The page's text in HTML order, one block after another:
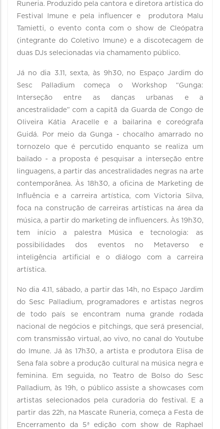
Runeria. Produzido pela cantora e diretora artística do
Festival Imune e pela influencer e produtora Malu
Tamietti, o evento conta com o show de Cleópatra
(integrante do Coletivo Imune) e a discotecagem de
duas DJs selecionadas via chamamento público.
Já no dia 3.11, sexta, às 9h30, no Espaço Jardim do
Sesc Palladium começa o Workshop “Gunga:
Interseção entre as danças urbanas e a
ancestralidade” com a capitã da Guarda de Congo de
Oliveira Kátia Aracelle e a bailarina e coreógrafa
Guidá. Por meio da Gunga - chocalho amarrado no
tornozelo que é percutido enquanto se realiza um
bailado - a proposta é pesquisar a interseção entre
linguagens, a partir das ancestralidades negras na arte
contemporânea. Às 18h30, a oficina de Marketing de
Influência e a carreira artística, com Victoria Silva,
foca na construção de carreiras artísticas na área da
música, a partir do marketing de influencers. Às 19h30,
tem início a palestra Música e tecnologia: as
possibilidades dos eventos no Metaverso e
inteligência artificial e o diálogo com a carreira
artística.
No dia 4.11, sábado, a partir das 14h, no Espaço Jardim
do Sesc Palladium, programadores e artistas negros
de todo país se encontram numa grande rodada
nacional de negócios e pitchings, que será presencial,
com transmissão virtual, ao vivo, no canal do Youtube
do Imune. Já às 17h30, a artista e produtora Elisa de
Sena fala sobre a produção cultural na música negra e
feminina. Em seguida, no Teatro de Bolso do Sesc
Palladium, às 19h, o público assiste a showcases com
artistas selecionados pela curadoria do festival. E a
partir das 22h, na Mascate Runeria, começa a Festa de
Encerramento da 5ª edição com show de Raphael